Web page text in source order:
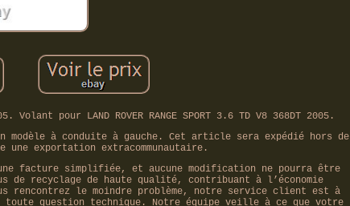
Volant pour LAND ROVER RANGE SPORT 3.6 TD V8 368DT 2005.
modèle à conduite à gauche. Cet article sera expédié hors de
une exportation extracommunautaire.
facture simplifiée, et aucune modification ne pourra être
recyclage de haute qualité, contribuant à l’économie
rencontrez le moindre problème, notre service client est à
question technique. Notre équipe veille à ce que votre